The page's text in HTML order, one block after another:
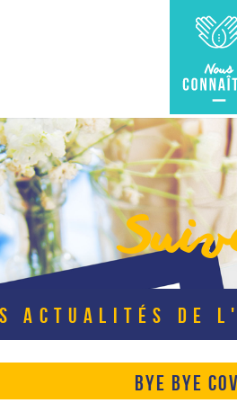
ACTUALITÉS DE
BYE BYE